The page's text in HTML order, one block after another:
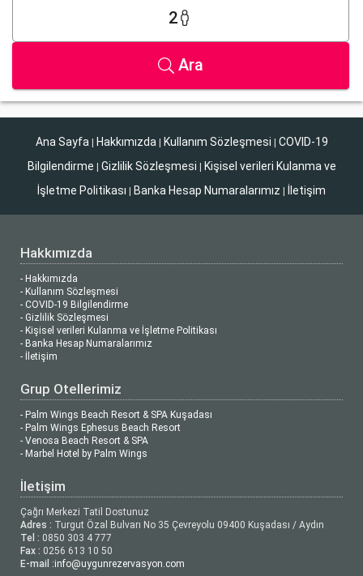
2
Ara
Ana Sayfa | Hakkımızda | Kullanım Sözleşmesi | COVID-19
Bilgilendirme | Gizlilik Sözleşmesi | Kişisel verileri Kulanma ve
İşletme Politikası | Banka Hesap Numaralarımız | İletişim
Hakkımızda
- Hakkımızda
- Kullanım Sözleşmesi
- COVID-19 Bilgilendirme
- Gizlilik Sözleşmesi
- Kişisel verileri Kulanma ve İşletme Politikası
- Banka Hesap Numaralarımız
- İletişim
Grup Otellerimiz
- Palm Wings Beach Resort & SPA Kuşadası
- Palm Wings Ephesus Beach Resort
- Venosa Beach Resort & SPA
- Marbel Hotel by Palm Wings
İletişim
Çağrı Merkezi Tatil Dostunuz
Adres : Turgut Özal Bulvarı No 35 Çevreyolu 09400 Kuşadası / Aydın
Tel : 0850 303 4 777
Fax : 0256 613 10 50
E-mail :info@uygunrezervasyon.com